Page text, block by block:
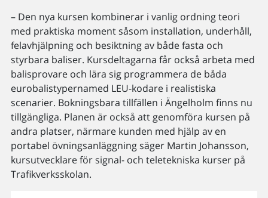
– Den nya kursen kombinerar i vanlig ordning teori
med praktiska moment såsom installation, underhåll,
felavhjälpning och besiktning av både fasta och
styrbara baliser. Kursdeltagarna får också arbeta med
balisprovare och lära sig programmera de båda
eurobalistypernamed LEU-kodare i realistiska
scenarier. Bokningsbara tillfällen i Ängelholm finns nu
tillgängliga. Planen är också att genomföra kursen på
andra platser, närmare kunden med hjälp av en
portabel övningsanläggning säger Martin Johansson,
kursutvecklare för signal- och teletekniska kurser på
Trafikverksskolan.